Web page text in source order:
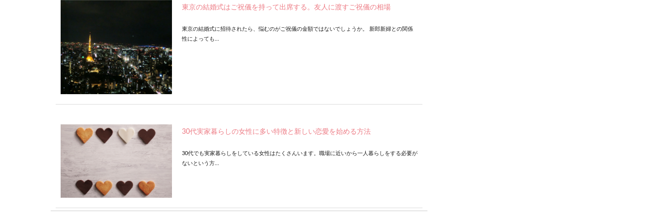
東京の結婚式はご祝儀を持って出席する。友人に渡すご祝儀の相場
東京の結婚式に招待されたら、悩むのがご祝儀の金額ではないでしょうか。 新郎新婦との関係
性によっても...
30代実家暮らしの女性に多い特徴と新しい恋愛を始める方法
30代でも実家暮らしをしている女性はたくさんいます。職場に近いから一人暮らしをする必要が
ないという方...